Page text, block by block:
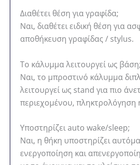
Διαθέτει θέση για γραφίδα;
Ναι, διαθέτει ειδική θέση για
αποθήκευση γραφίδας / stylus.
Το κάλυμμα λειτουργεί ως βάση;
Ναι, το μπροστινό κάλυμμα
λειτουργεί ως stand για πιο
περιεχομένου, πληκτρολόγηση
Υποστηρίζει auto wake/sleep;
Ναι, η θήκη υποστηρίζει
ενεργοποίηση και